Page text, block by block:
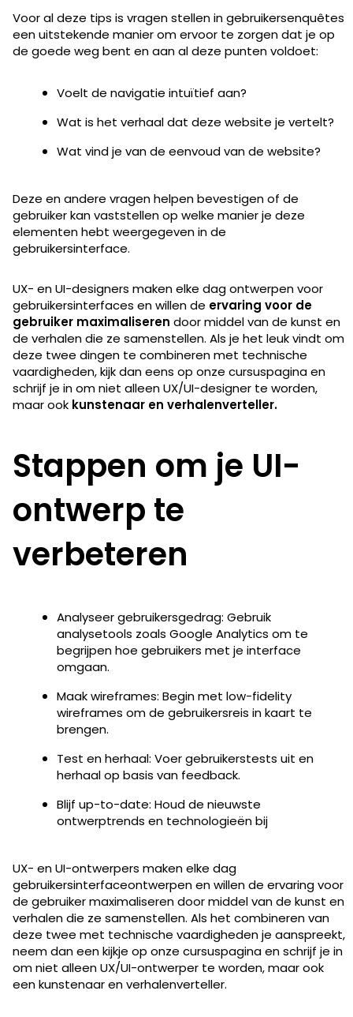
Voor al deze tips is vragen stellen in gebruikersenquêtes
een uitstekende manier om ervoor te zorgen dat je op
de goede weg bent en aan al deze punten voldoet:
Voelt de navigatie intuïtief aan?
Wat is het verhaal dat deze website je vertelt?
Wat vind je van de eenvoud van de website?
Deze en andere vragen helpen bevestigen of de
gebruiker kan vaststellen op welke manier je deze
elementen hebt weergegeven in de
gebruikersinterface.
UX- en UI-designers maken elke dag ontwerpen voor
gebruikersinterfaces en willen de ervaring voor de
gebruiker maximaliseren door middel van de kunst en
de verhalen die ze samenstellen. Als je het leuk vindt om
deze twee dingen te combineren met technische
vaardigheden, kijk dan eens op onze cursuspagina en
schrijf je in om niet alleen UX/UI-designer te worden,
maar ook kunstenaar en verhalenverteller.
Stappen om je UI-
ontwerp te
verbeteren
Analyseer gebruikersgedrag: Gebruik
analysetools zoals Google Analytics om te
begrijpen hoe gebruikers met je interface
omgaan.
Maak wireframes: Begin met low-fidelity
wireframes om de gebruikersreis in kaart te
brengen.
Test en herhaal: Voer gebruikerstests uit en
herhaal op basis van feedback.
Blijf up-to-date: Houd de nieuwste
ontwerptrends en technologieën bij
UX- en UI-ontwerpers maken elke dag
gebruikersinterfaceontwerpen en willen de ervaring voor
de gebruiker maximaliseren door middel van de kunst en
verhalen die ze samenstellen. Als het combineren van
deze twee met technische vaardigheden je aanspreekt,
neem dan een kijkje op onze cursuspagina en schrijf je in
om niet alleen UX/UI-ontwerper te worden, maar ook
een kunstenaar en verhalenverteller.